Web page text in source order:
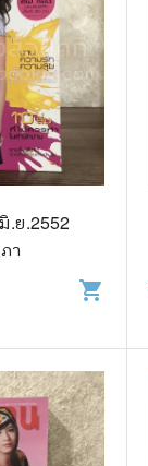
.ย.2552
า
shopping_cart